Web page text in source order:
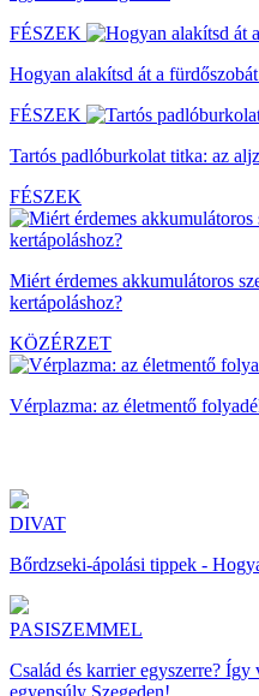
FÉSZEK
Hogyan alakítsd át a
FÉSZEK
Tartós padlóburkolat titka: az
FÉSZEK
Miért érdemes akkumulátoros
kertápoláshoz?
KÖZÉRZET
Vérplazma: az életmentő
DIVAT
Bőrdzseki-ápolási tippek -
PASISZEMMEL
Család és karrier egyszerre?
egyensúly Szegeden!